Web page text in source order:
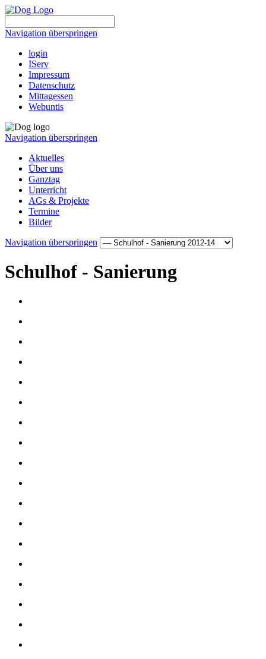
Navigation überspringen
login
IServ
Impressum
Datenschutz
Mittagessen
Webuntis
Navigation überspringen
Aktuelles
Über uns
Ganztag
Unterricht
AGs & Projekte
Termine
Bilder
Navigation überspringen
Schulhof - Sanierung